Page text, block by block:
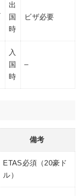
出
国
時
ビザ必要
入
国
時
–
備考
ETAS必須（20豪ド
ル）